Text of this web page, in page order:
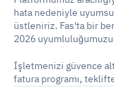
hata nedeniyle
üstleniriz. Fas'ta bir
2026 uyumluluğumuzu
İşletmenizi güvence
fatura programı,